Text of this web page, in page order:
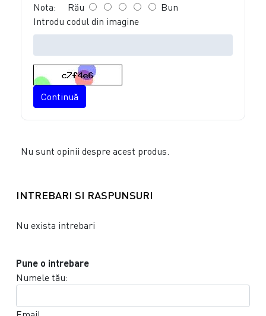
Nota: Rău
Bun
Introdu codul din imagine
Continuă
Nu sunt opinii despre acest produs.
INTREBARI SI RASPUNSURI
Nu exista intrebari
Pune o intrebare
Numele tău: